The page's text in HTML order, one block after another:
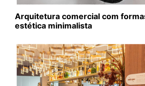
Arquitetura comercial com
estética minimalista